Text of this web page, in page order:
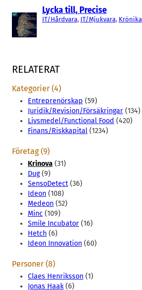
Lycka till, Precise
IT/Hårdvara, IT/Mjukvara, Krönika
RELATERAT
Kategorier (4)
Entreprenörskap (59)
Juridik/Revision/Försäkringar (134)
Livsmedel/Functional Food (420)
Finans/Riskkapital (1234)
Företag (9)
Krinova (31)
Dug(9)
SensoDetect (36)
Ideon (108)
Medeon (52)
Minc (109)
Smile Incubator (16)
Hetch (6)
Ideon Innovation (60)
Personer (8)
Claes Henriksson (1)
Jonas Haak(6)